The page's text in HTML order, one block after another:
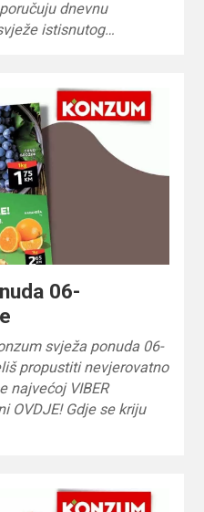
dnevnu
istisnutog…
06-
svježa ponuda 06-
propustiti nevjerovatno
najvećoj VIBER
OVDJE! Gdje se kriju